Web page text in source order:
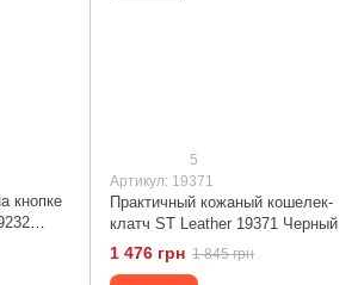
кнопке
5
Артикул: 19371
Практичный кожаный кошелек-
клатч ST Leather 19371 Черный
1 476 грн 1 845 грн